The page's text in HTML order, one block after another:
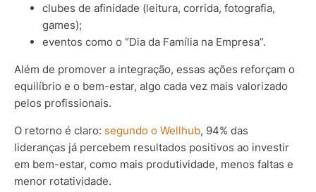
clubes de afinidade (leitura, corrida, fotografia,
games);
eventos como o “Dia da Família na Empresa”.
Além de promover a integração, essas ações reforçam o
equilíbrio e o bem-estar, algo cada vez mais valorizado
pelos profissionais.
O retorno é claro: segundo o Wellhub, 94% das
lideranças já percebem resultados positivos ao investir
em bem-estar, como mais produtividade, menos faltas e
menor rotatividade.